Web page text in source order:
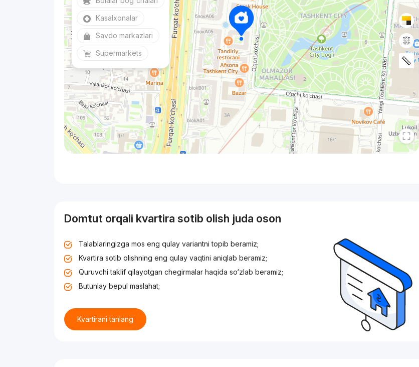
Kasalxonalar
Savdo markazlari
Supermarkets
Domtut orqali kvartira sotib olish juda oson
Talablaringizga mos eng qulay variantni topib beramiz;
Kvartira sotib olishning eng qulay vaqtini aniqlab beramiz;
Quruvchi taklif qilayotgan chegirmalar haqida so‘zlab beramiz;
Butunlay bepul maslahat;
Kvartirani tanlang